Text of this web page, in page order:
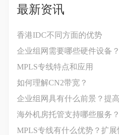
最新资讯
香港IDC不同方面的优势
企业组网需要哪些硬件设备？
MPLS专线特点和应用
如何理解CN2带宽？
企业组网具有什么前景？提
海外机房托管支持哪些服务？
MPLS专线有什么优势？扩展